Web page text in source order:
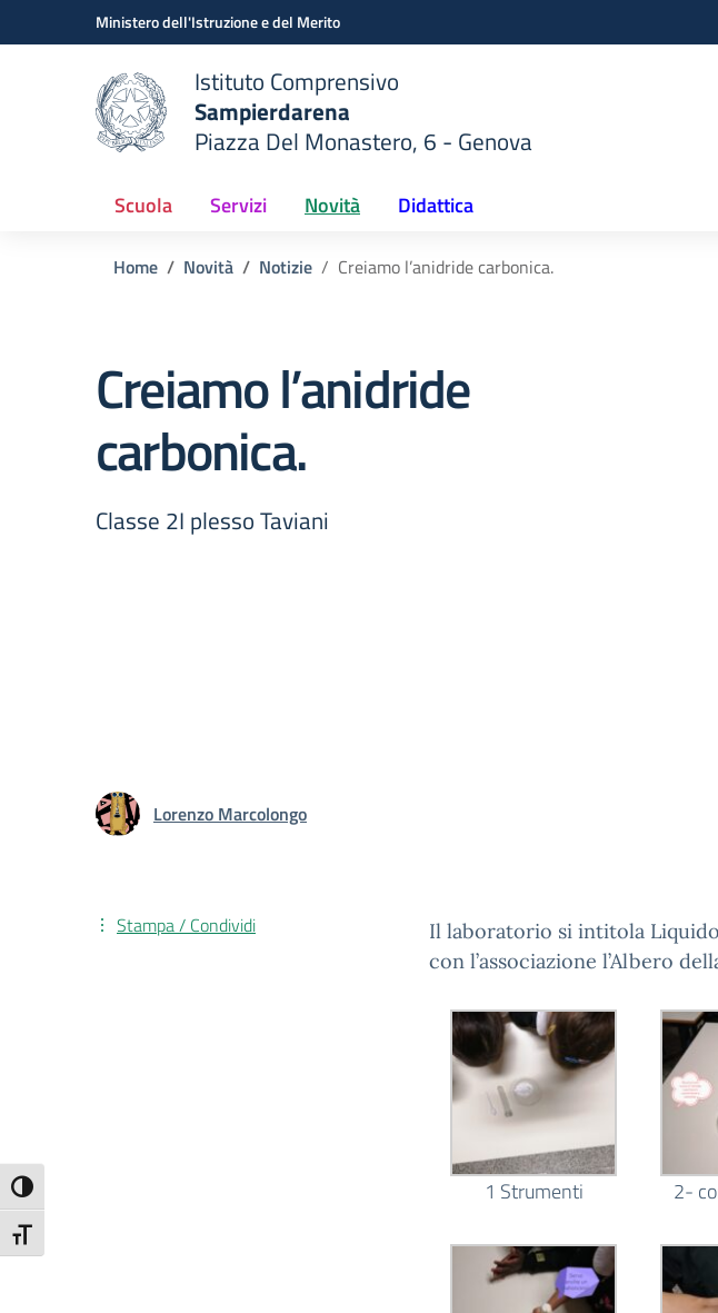
Attiva/disattiva alto contrasto
Attiva/disattiva dimensione testo
Vai ai contenuti
Vai al menu di navigazioneMinistero dell'Istruzione e del Merito
scuola
Istituto Comprensivo
Sampierdarena
Piazza Del Monastero, 6 - Genova
Scuola Servizi Novità Didattica
Home Novità Notizie Creiamo l’anidride carbonica.
Creiamo l’anidride
carbonica.
Classe 2I plesso Taviani
Lorenzo Marcolongo
Il laboratorio si intitola Liquido
con l’associazione l’Albero
1 Strumenti 2-
Stampa / Condividi